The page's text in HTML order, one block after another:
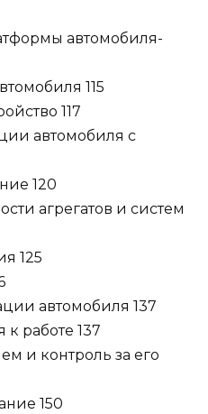
автомобиля-
115
117
автомобиля с
120
агрегатов и систем
125
автомобиля 137
к работе 137
и контроль за его
150